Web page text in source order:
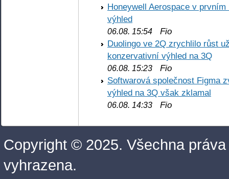
Honeywell Aerospace v
výhled
06.08. 15:54 Fio
Duolingo ve 2Q zrychlilo růst
konzervativní výhled na 3Q
06.08. 15:23 Fio
Softwarová společnost Figma
výhled na 3Q však zklamal
06.08. 14:33 Fio
Copyright © 2025. Všechna práva
vyhrazena.